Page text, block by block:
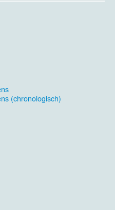
(chronologisch)